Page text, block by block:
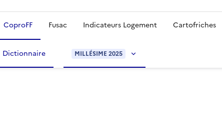
CoproFF Fusac Indicateurs Logement Cartofriches
Dictionnaire MILLÉSIME 2025